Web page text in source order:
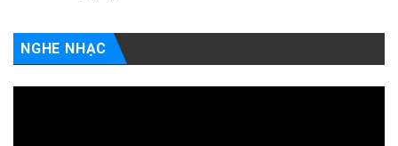
NGHE NHẠC